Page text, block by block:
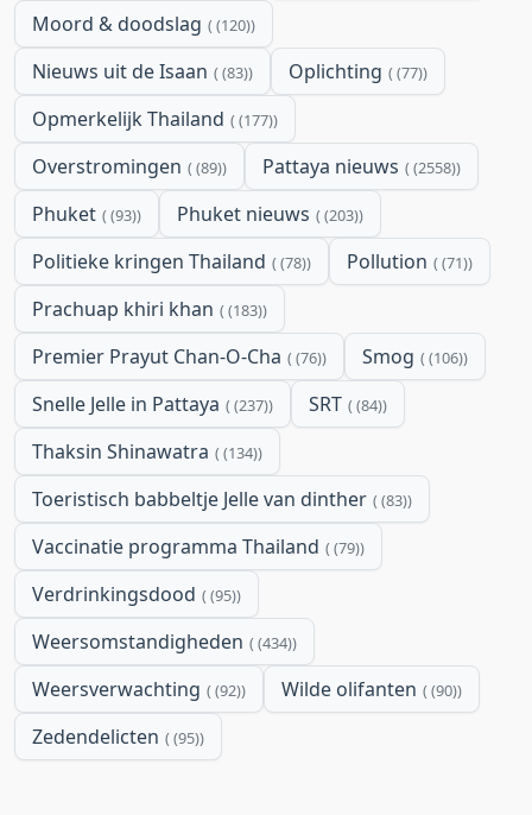
Moord & doodslag (120)
Nieuws uit de Isaan (83) Oplichting (77)
Opmerkelijk Thailand (177)
Overstromingen (89) Pattaya nieuws (2558)
Phuket (93) Phuket nieuws (203)
Politieke kringen Thailand (78) Pollution (71)
Prachuap khiri khan (183)
Premier Prayut Chan-O-Cha (76) Smog (106)
Snelle Jelle in Pattaya (237) SRT (84)
Thaksin Shinawatra (134)
Toeristisch babbeltje Jelle van dinther (83)
Vaccinatie programma Thailand (79)
Verdrinkingsdood (95)
Weersomstandigheden (434)
Weersverwachting (92) Wilde olifanten (90)
Zedendelicten (95)